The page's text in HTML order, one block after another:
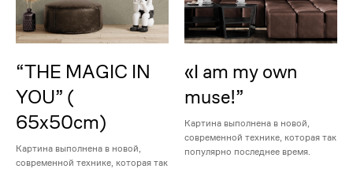
“THE MAGIC IN
YOU” (
65x50cm)
Картина выполнена в новой,
современной технике, которая так
«I am my own
muse!”
Картина выполнена в новой,
современной технике, которая так
популярно последнее время.